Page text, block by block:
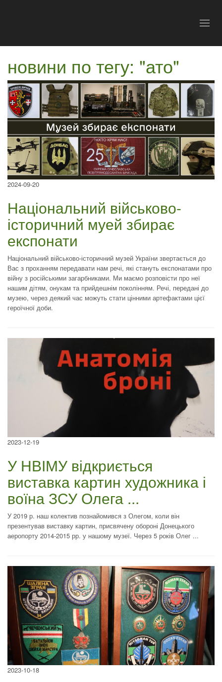
новини по тегу: "ато"
2024-09-20
Національний військово-
історичний муей збирає
експонати
Національний військово-історичний музей України звертається до
Вас з проханням передавати нам речі, які стануть експонатами про
війну з російськими загарбниками. Ми маємо розповісти про неї
нашим дітям, онукам та прийдешнім поколінням. Речі, передані до
музею, через деякий час можуть стати цінними артефактами цієї
героїчної доби.
2023-12-19
У НВІМУ відкриється
виставка картин художника і
воїна ЗСУ Олега ...
У 2019 р. наш колектив познайомився з Олегом, коли він
презентував виставку картин, присвячену обороні Донецького
аеропорту 2014-2015 рр. у нашому музеї. Через 5 років Олег ...
2023-10-18